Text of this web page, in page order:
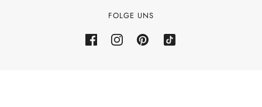
Rückerstattungsrichtlinie
FOLGE UNS